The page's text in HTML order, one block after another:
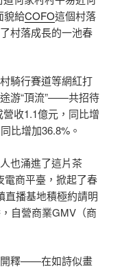
貌給COFO這個村落
村落成長的一池春
騎行賽道等網紅打
游“頂流”——共招待
收1.1億元，同比增
比增加36.8%。
也涌進了這片茶
電商平臺，掀起了春
直播基地積極約請明
自營商業GMV（商
開釋——在如詩似畫